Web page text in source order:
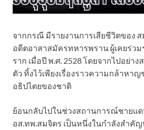
จากกรณี มีรายงานการเสียชีวิตของ
อดีตอาสาสมัครทหารพราน ผู้เคยร่ว
ราก เมื่อปี พ.ศ. 2528 โดยจากไปอย่าง
ตัว ทิ้งไว้เพียงเรื่องราวความกล้าหา
อธิปไตยของชาติ
ย้อนกลับไปในช่วงสถานการณ์ชายแด
อส.ทพ.สมจิตร เป็นหนึ่งในกำลังสำคั